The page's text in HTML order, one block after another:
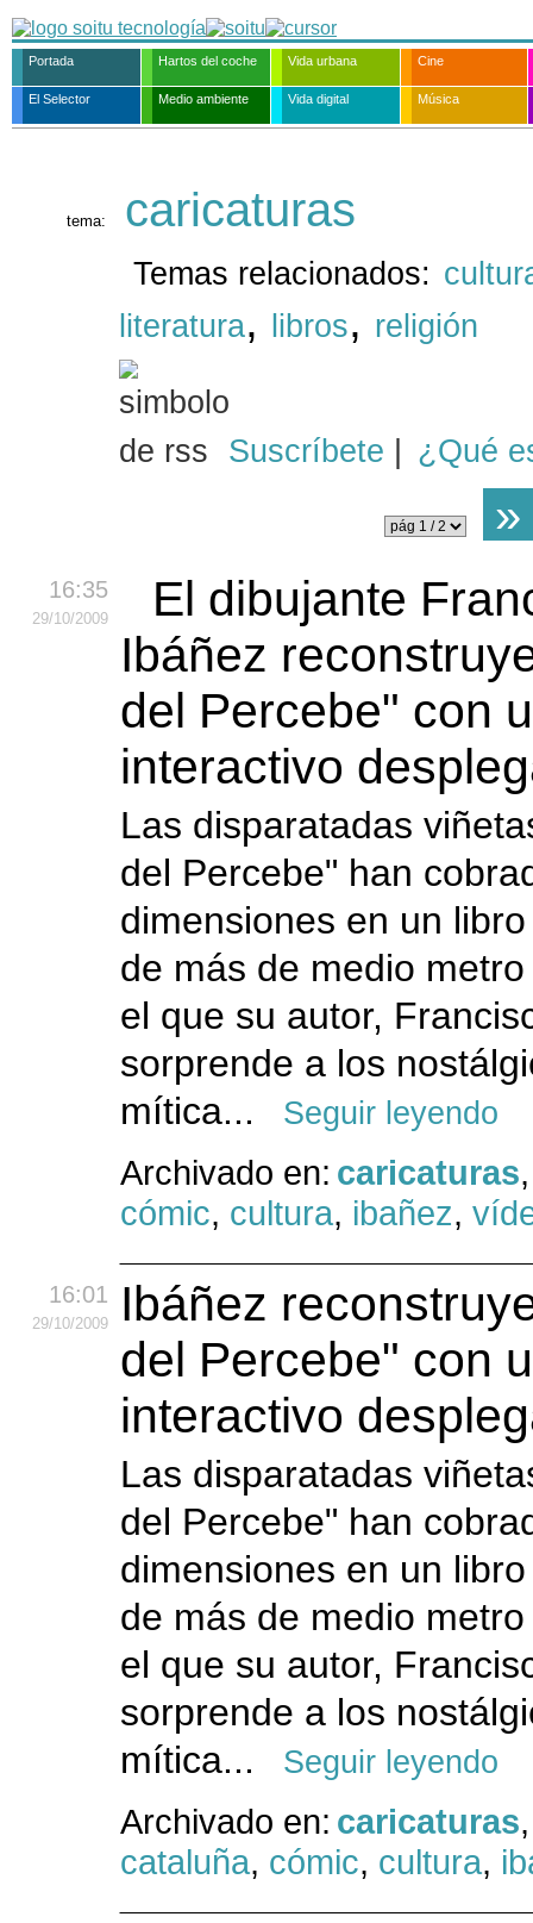
Portada Hartos del coche Vida urbana Cine
El Selector Medio ambiente Vida digital Música
tema: caricaturas
Temas relacionados:
literatura, libros, religión
Suscríbete ¿Qué
»
16:35
29/10/2009
El dibujante
Ibáñez
del Percebe" con
interactivo
Las disparatadas
del Percebe" han
dimensiones en un
de más de medio
el que su autor,
sorprende a los
mítica...
Seguir leyendo
Archivado en: caricaturas
cómic, cultura, ibañez,
16:01
29/10/2009
Ibáñez
del Percebe" con
interactivo
Las disparatadas
del Percebe" han
dimensiones en un
de más de medio
el que su autor,
sorprende a los
mítica...
Seguir leyendo
Archivado en: caricaturas,
cataluña, cómic, cultura,